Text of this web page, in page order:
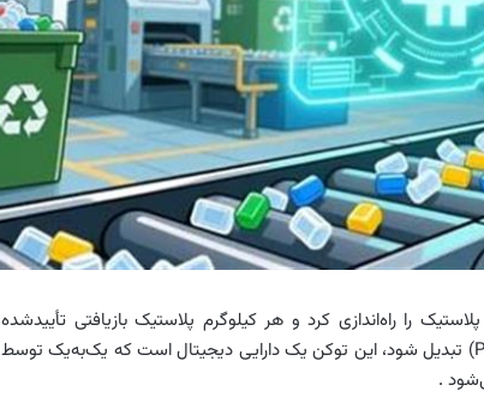
را راه‌اندازی کرد و هر کیلوگرم پلاستیک بازیافتی تأییدشده
می‌تواند به توکن چرخه پلاستیک (Plastic Cycle Token) تبدیل شود، این توکن یک دارایی دیجیتال است که یک‌به‌یک توسط
.